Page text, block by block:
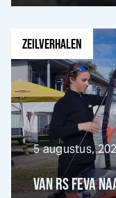
Ga naar Van RS
ZEILVERHALEN
VAN RS FEVA
5 augustus,